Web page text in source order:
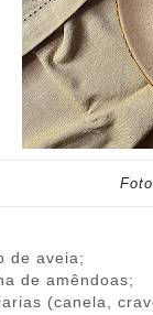
de aveia;
de amêndoas;
(canela,